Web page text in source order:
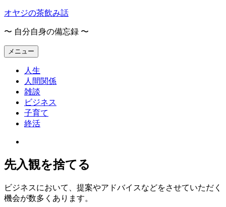
コ
テ
ン
ツ
オヤジの茶飲み話
〜 自分自身の備忘録 〜
メニュー
人生
人間関係
雑談
ビジネス
子育て
終活
ジ
の
茶
飲
み
先入観を捨てる
ビジネスにおいて、提案やアドバイスなどをさせていただく
機会が数多くあります。